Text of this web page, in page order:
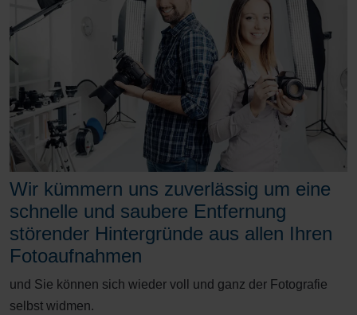
Wir kümmern uns zuverlässig um eine
schnelle und saubere Entfernung
störender Hintergründe aus allen Ihren
Fotoaufnahmen
und Sie können sich wieder voll und ganz der Fotografie
selbst widmen.